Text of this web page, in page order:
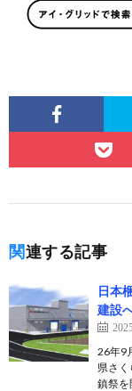
関連する記事
日本
建設
26年9
県さ
鎮祭